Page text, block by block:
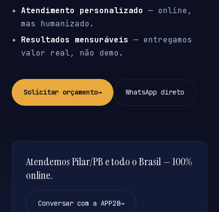
Atendimento personalizado — online,
mas humanizado.
Resultados mensuráveis — entregamos
valor real, não demo.
Solicitar orçamento→ WhatsApp direto
Atendemos Pilar/PB e todo o Brasil — 100%
online.
Conversar com a APP2B→